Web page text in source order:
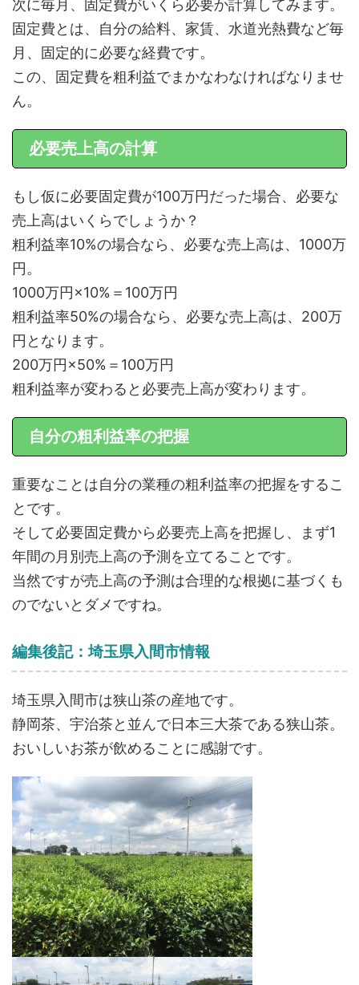
次に毎月、固定費がいくら必要か計算してみます。
固定費とは、自分の給料、家賃、水道光熱費など毎
月、固定的に必要な経費です。
この、固定費を粗利益でまかなわなければなりませ
ん。
必要売上高の計算
もし仮に必要固定費が100万円だった場合、必要な
売上高はいくらでしょうか？
粗利益率10%の場合なら、必要な売上高は、1000万
円。
1000万円×10%＝100万円
粗利益率50%の場合なら、必要な売上高は、200万
円となります。
200万円×50%＝100万円
粗利益率が変わると必要売上高が変わります。
自分の粗利益率の把握
重要なことは自分の業種の粗利益率の把握をするこ
とです。
そして必要固定費から必要売上高を把握し、まず1
年間の月別売上高の予測を立てることです。
当然ですが売上高の予測は合理的な根拠に基づくも
のでないとダメですね。
編集後記：埼玉県入間市情報
埼玉県入間市は狭山茶の産地です。
静岡茶、宇治茶と並んで日本三大茶である狭山茶。
おいしいお茶が飲めることに感謝です。